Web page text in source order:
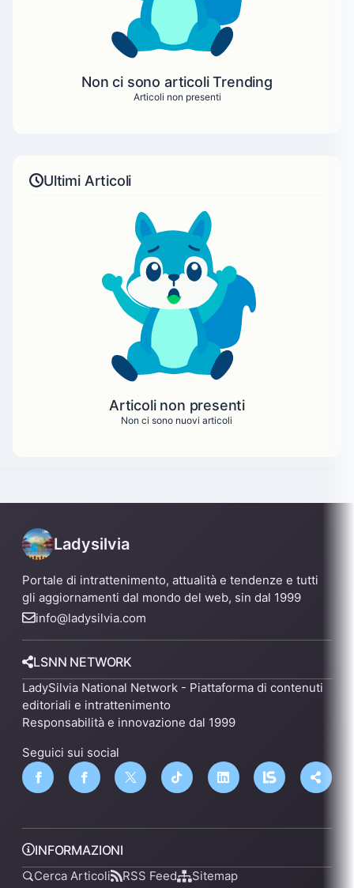
Non ci sono articoli Trending
Articoli non presenti
Ultimi Articoli
Articoli non presenti
Non ci sono nuovi articoli
Ladysilvia
Portale di intrattenimento, attualità e tendenze e tutti
gli aggiornamenti dal mondo del web, sin dal 1999
info@ladysilvia.com
LSNN NETWORK
LadySilvia National Network - Piattaforma di contenuti
editoriali e intrattenimento
Responsabilità e innovazione dal 1999
Seguici sui social
INFORMAZIONI
Cerca Articoli RSS Feed Sitemap